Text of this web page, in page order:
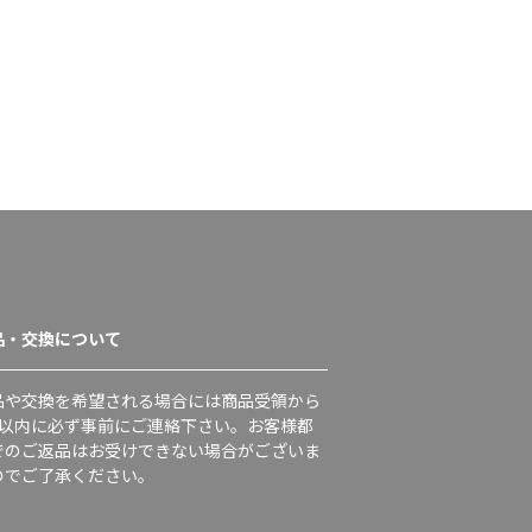
・交換について
や交換を希望される場合には商品受領から
内に必ず事前にご連絡下さい。お客様都
のご返品はお受けできない場合がございま
ご了承ください。